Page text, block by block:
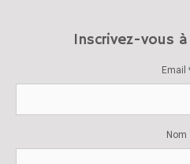
Inscrivez-vous
Email
Nom